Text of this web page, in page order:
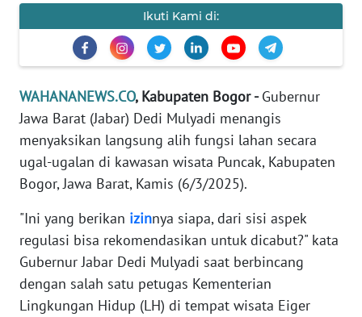
Ikuti Kami di:
WAHANANEWS.CO, Kabupaten Bogor -Gubernur
Jawa Barat (Jabar) Dedi Mulyadi menangis
menyaksikan langsung alih fungsi lahan secara
ugal-ugalan di kawasan wisata Puncak, Kabupaten
Bogor, Jawa Barat, Kamis (6/3/2025).
"Ini yang berikan izinnya siapa, dari sisi aspek
regulasi bisa rekomendasikan untuk dicabut?" kata
Gubernur Jabar Dedi Mulyadi saat berbincang
dengan salah satu petugas Kementerian
Lingkungan Hidup (LH) di tempat wisata Eiger
Informasi
INDEKS
BERITA
KONTAK
KAMI
INFO
IKLAN